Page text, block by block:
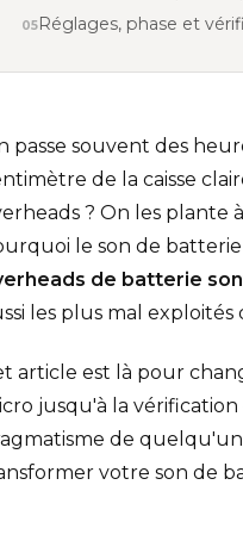
Réglages, phase et
passe souvent des
de la caisse
? On les plante
le son de
de batterie
les plus mal
article est là pour
jusqu'à la
de quelqu'un
votre son de